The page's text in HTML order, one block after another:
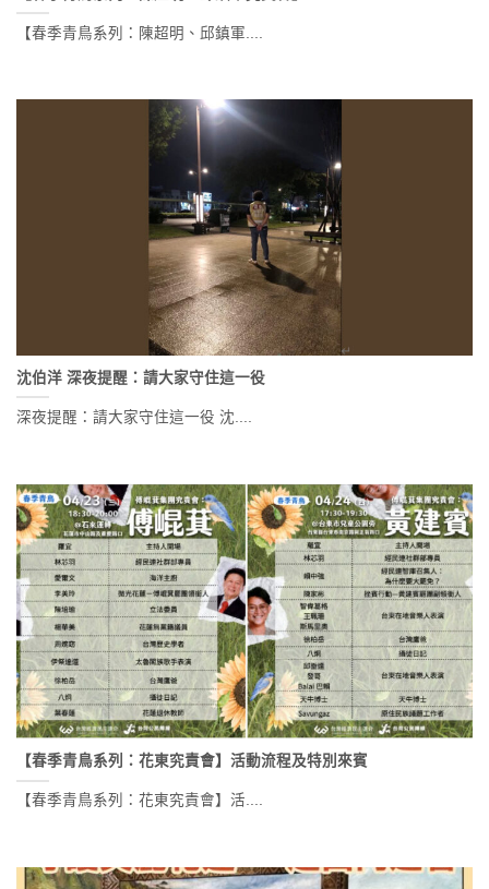
【春季青鳥系列：陳超明、邱鎮軍....
沈伯洋 深夜提醒：請大家守住這一役
深夜提醒：請大家守住這一役 沈....
【春季青鳥系列：花東究責會】活動流程及特別來賓
【春季青鳥系列：花東究責會】活....